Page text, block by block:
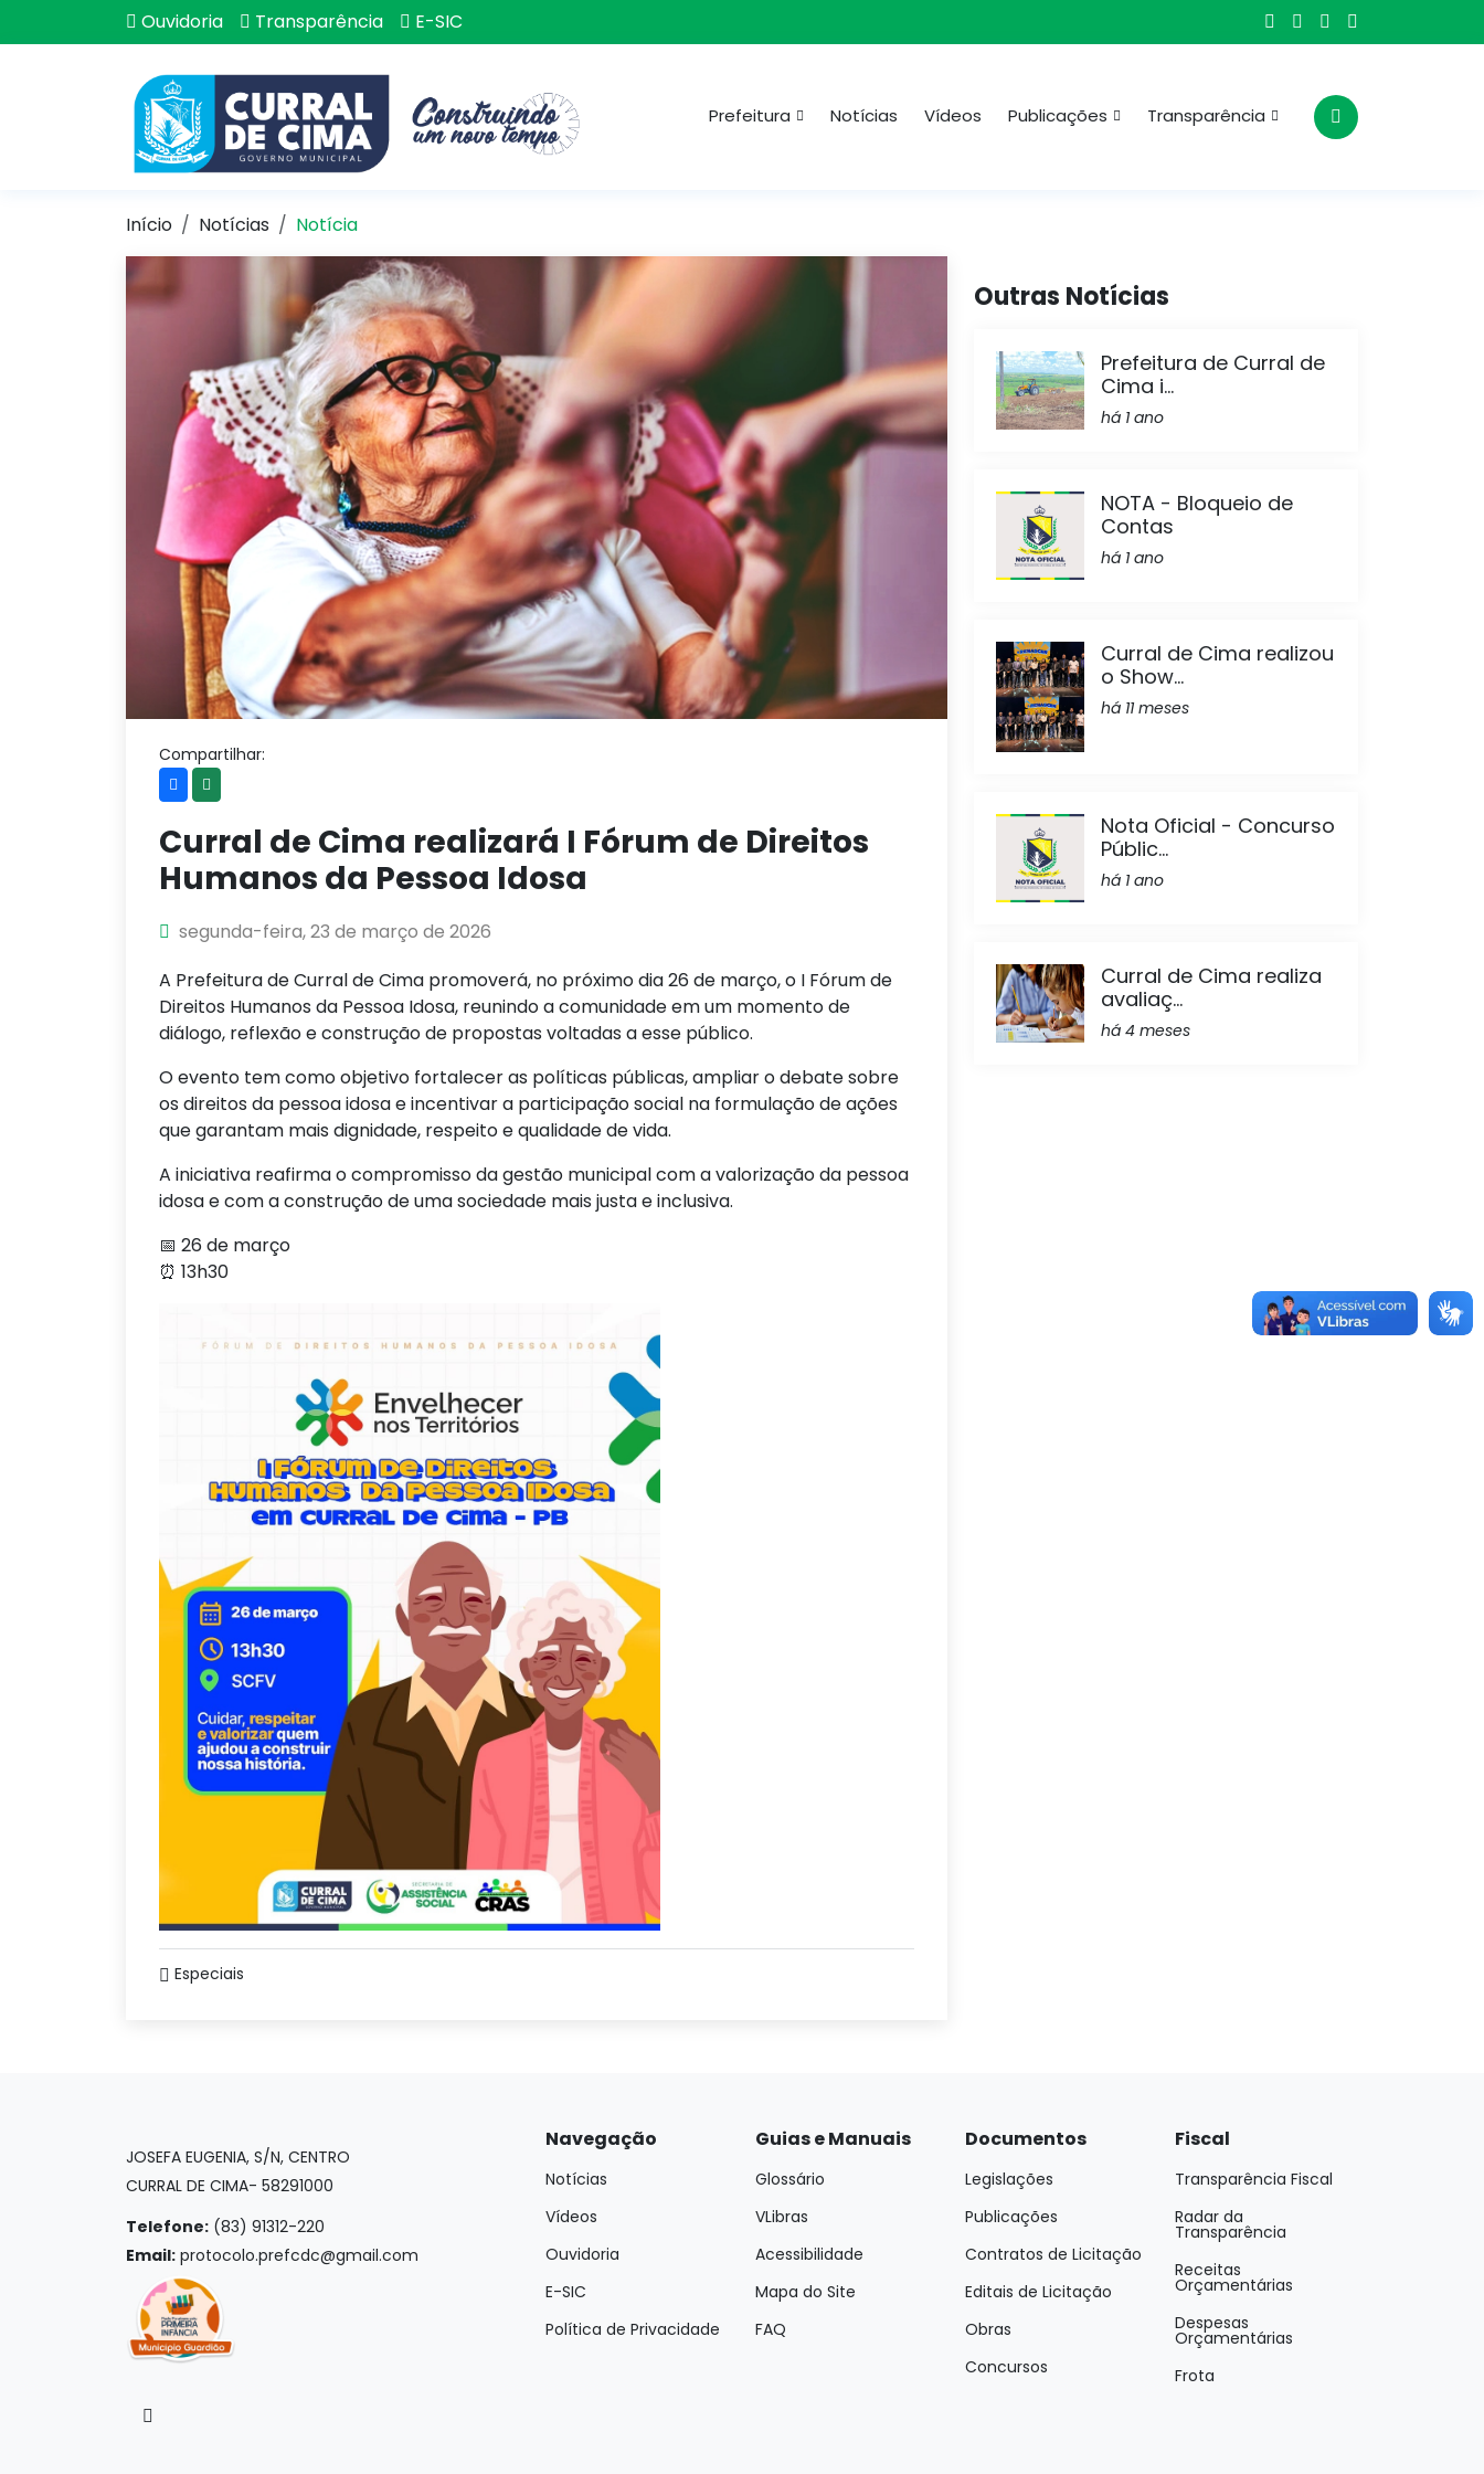
Ouvidoria Transparência E-SIC
Prefeitura Notícias Vídeos Publicações Transparência
Início Notícias Notícia
Compartilhar:
Curral de Cima realizará I Fórum de Direitos
Humanos da Pessoa Idosa
segunda-feira, 23 de março de 2026
A Prefeitura de Curral de Cima promoverá, no próximo dia 26 de março, o I Fórum de
Direitos Humanos da Pessoa Idosa, reunindo a comunidade em um momento de
diálogo, reflexão e construção de propostas voltadas a esse público.
O evento tem como objetivo fortalecer as políticas públicas, ampliar o debate sobre
os direitos da pessoa idosa e incentivar a participação social na formulação de ações
que garantam mais dignidade, respeito e qualidade de vida.
A iniciativa reafirma o compromisso da gestão municipal com a valorização da pessoa
idosa e com a construção de uma sociedade mais justa e inclusiva.
📅 26 de março
⏰ 13h30
Especiais
Outras Notícias
Prefeitura de Curral de
Cima i...
há 1 ano
NOTA - Bloqueio de
Contas
há 1 ano
Curral de Cima realizou
o Show...
há 11 meses
Nota Oficial - Concurso
Públic...
há 1 ano
Curral de Cima realiza
avaliaç...
há 4 meses
JOSEFA EUGENIA, S/N, CENTRO
CURRAL DE CIMA- 58291000
Telefone: (83) 91312-220
Email: protocolo.prefcdc@gmail.com
Navegação
Notícias
Vídeos
Ouvidoria
E-SIC
Política de Privacidade
Guias e Manuais
Glossário
VLibras
Acessibilidade
Mapa do Site
FAQ
Documentos
Legislações
Publicações
Contratos de Licitação
Editais de Licitação
Obras
Concursos
Fiscal
Transparência Fiscal
Radar da
Transparência
Receitas
Orçamentárias
Despesas
Orçamentárias
Frota